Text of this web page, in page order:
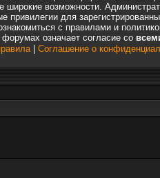
широкие возможности.
привилегии для
с правилами и
означает согласие со
| Соглашение о